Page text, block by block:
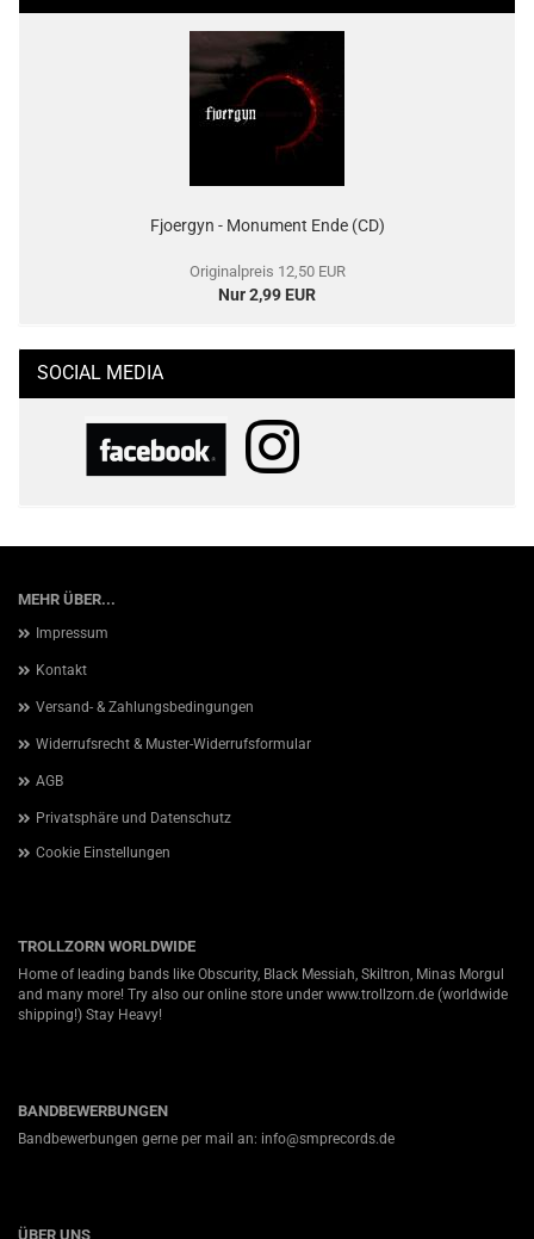
Fjoergyn - Monument Ende (CD)
Originalpreis 12,50 EUR
Nur 2,99 EUR
SOCIAL MEDIA
MEHR ÜBER...
Impressum
Kontakt
Versand- & Zahlungsbedingungen
Widerrufsrecht & Muster-Widerrufsformular
AGB
Privatsphäre und Datenschutz
Cookie Einstellungen
TROLLZORN WORLDWIDE
Home of leading bands like Obscurity, Black Messiah, Skiltron, Minas Morgul
and many more! Try also our online store under www.trollzorn.de (worldwide
shipping!) Stay Heavy!
BANDBEWERBUNGEN
Bandbewerbungen gerne per mail an: info@smprecords.de
ÜBER UNS